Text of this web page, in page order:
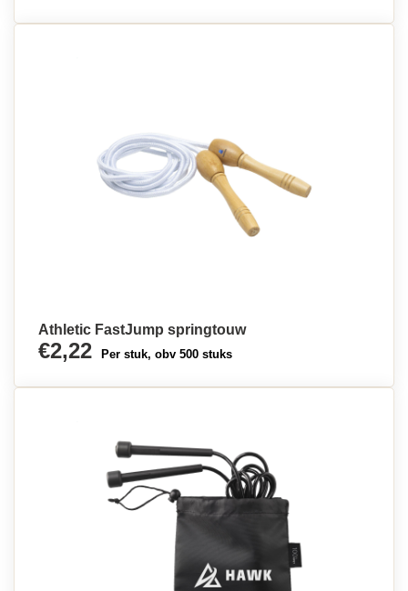
Athletic FastJump springtouw
€2,22 Per stuk, obv 500 stuks